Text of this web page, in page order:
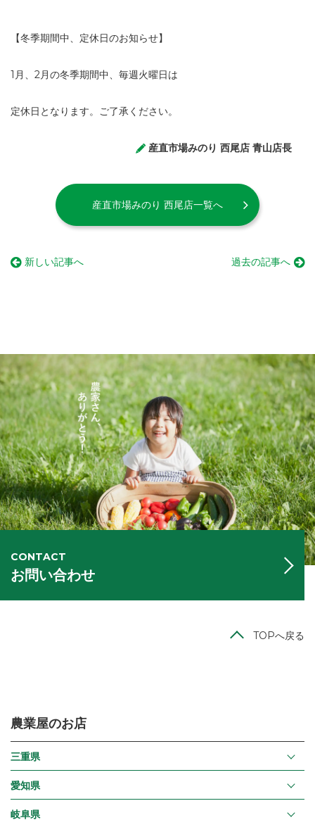
【冬季期間中、定休日のお知らせ】
1月、2月の冬季期間中、毎週火曜日は
定休日となります。ご了承ください。
産直市場みのり 西尾店 青山店長
産直市場みのり 西尾店一覧へ
新しい記事へ 過去の記事へ
CONTACT
お問い合わせ
TOPへ戻る
農業屋のお店
三重県
愛知県
岐阜県